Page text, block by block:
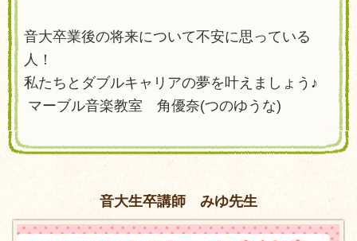
音大卒業後の将来について不安に思っている
人！
私たちとダブルキャリアの夢を叶えましょう♪
マーブル音楽教室 角優奈(つのゆうな)
音大生卒講師 みゆ先生